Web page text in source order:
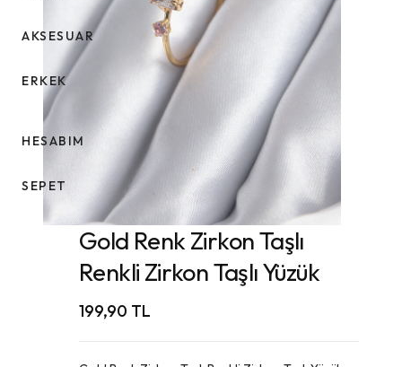
AKSESUAR
ERKEK
HESABIM
SEPET
Gold Renk Zirkon Taşlı
Renkli Zirkon Taşlı Yüzük
199,90 TL